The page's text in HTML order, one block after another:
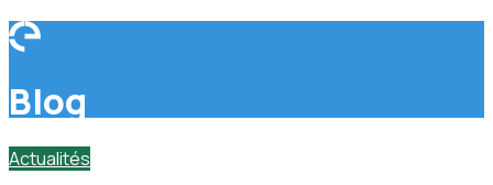
Blog
Actualités